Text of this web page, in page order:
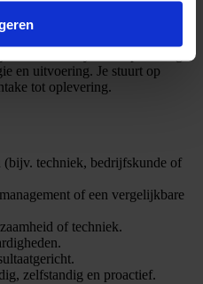
van analyse tot oplevering
en uitvoering. Je stuurt op
tot oplevering.
techniek, bedrijfskunde of
of een vergelijkbare
of techniek.
zelfstandig en proactief.